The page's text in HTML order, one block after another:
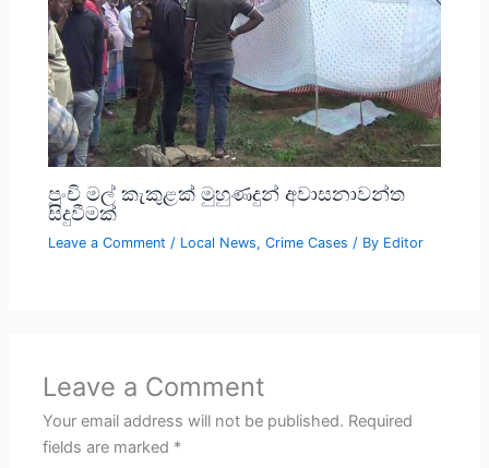
පුංචි මල් කැකුළක් මුහුණදුන් අවාසනාවන්ත
සිදුවීමක්
Leave a Comment / Local News,Crime Cases / By Editor
Leave a Comment
Your email address will not be published. Required
fields are marked *